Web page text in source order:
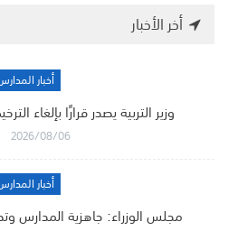
أخر الأخبار
أخبار
وزير التربية يصدر قرارًا بإلغاء
2026/08/06
أخبار
مجلس الوزراء: جاهزية المدارس